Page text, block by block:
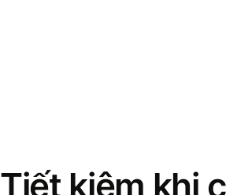
Tiết kiệm khi